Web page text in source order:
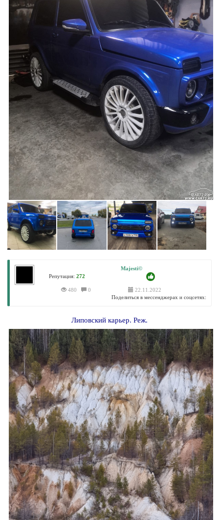
Majesti©
Репутация:272
480 0
22.11.2022
Поделиться в мессенджерах и соцсетях:
Липовский карьер. Реж.